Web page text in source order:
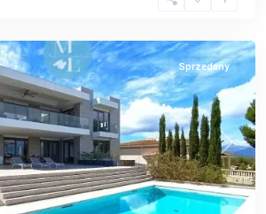
Sprzedany